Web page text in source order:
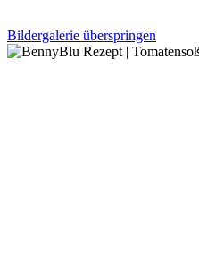
Bildergalerie überspringen